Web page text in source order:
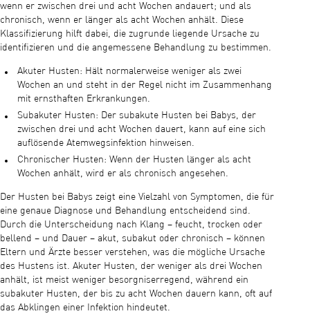
wenn er zwischen drei und acht Wochen andauert; und als
chronisch, wenn er länger als acht Wochen anhält. Diese
Klassifizierung hilft dabei, die zugrunde liegende Ursache zu
identifizieren und die angemessene Behandlung zu bestimmen.
Akuter Husten: Hält normalerweise weniger als zwei
Wochen an und steht in der Regel nicht im Zusammenhang
mit ernsthaften Erkrankungen.
Subakuter Husten: Der subakute Husten bei Babys, der
zwischen drei und acht Wochen dauert, kann auf eine sich
auflösende Atemwegsinfektion hinweisen.
Chronischer Husten: Wenn der Husten länger als acht
Wochen anhält, wird er als chronisch angesehen.
Der Husten bei Babys zeigt eine Vielzahl von Symptomen, die für
eine genaue Diagnose und Behandlung entscheidend sind.
Durch die Unterscheidung nach Klang – feucht, trocken oder
bellend – und Dauer – akut, subakut oder chronisch – können
Eltern und Ärzte besser verstehen, was die mögliche Ursache
des Hustens ist. Akuter Husten, der weniger als drei Wochen
anhält, ist meist weniger besorgniserregend, während ein
subakuter Husten, der bis zu acht Wochen dauern kann, oft auf
das Abklingen einer Infektion hindeutet.